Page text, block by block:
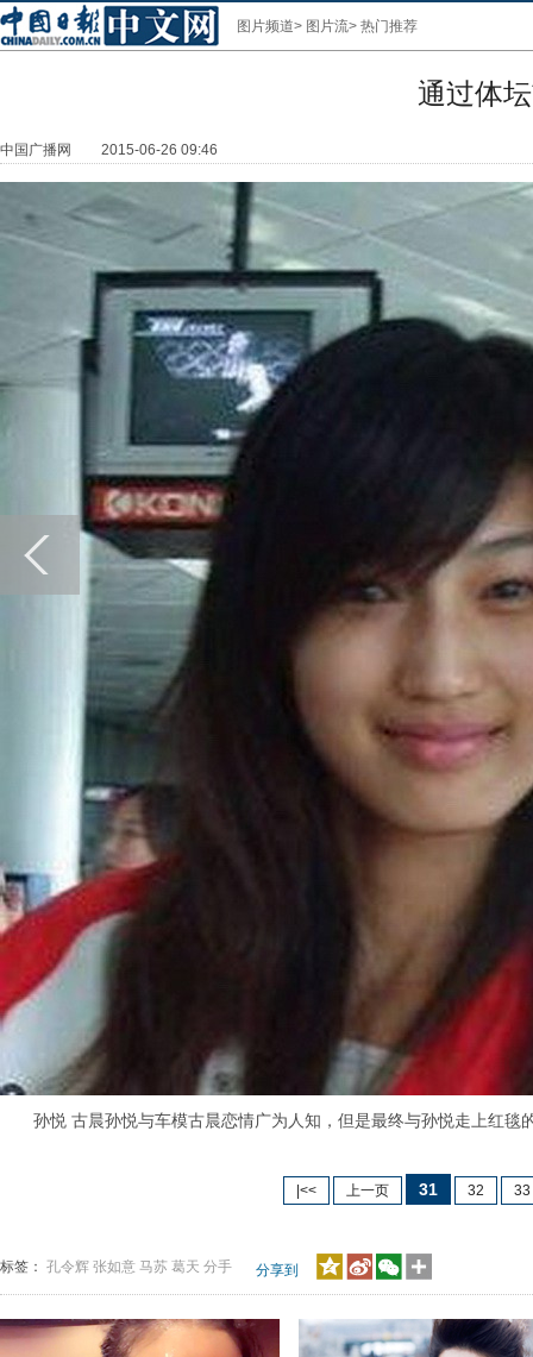
图片频道> 图片流> 热门推荐
通过体
中国广播网 2015-06-26 09:46
孙悦 古晨孙悦与车模古晨恋情广为人知，但是最终与孙悦走上红毯
|<< 上一页 31 32 33
标签： 孔令辉 张如意 马苏 葛天 分手 分享到